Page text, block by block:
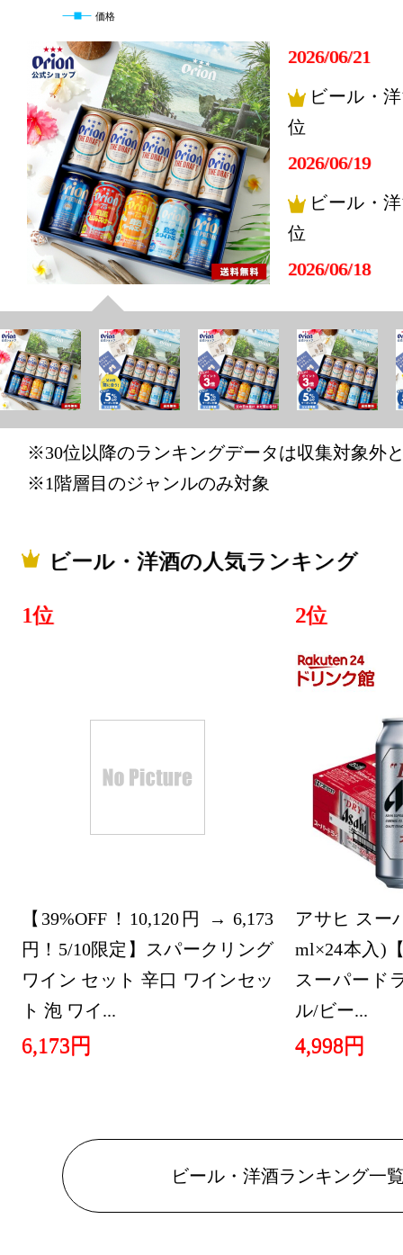
価格
2026/06/21
ビール・
位
2026/06/19
ビール・
位
2026/06/18
ビール・
位
2026/06/17
ビール・
位
位
ビール・
位
2026/06/14
ビール・
2026/06/13
ビール・
ビール・
位
2026/06/11
ビール・
位
※30位以降のランキングデータは収集対象外
※1階層目のジャンルのみ対象
ビール・洋酒の人気ランキング
1位
【39%OFF！10,120円 → 6,173
円！5/10限定】スパークリング
ワイン セット 辛口 ワインセッ
ト 泡 ワイ...
6,173円
2位
アサヒ スー
ml×24本入)
スーパード
ル/ビー...
4,998円
ビール・洋酒ランキング一